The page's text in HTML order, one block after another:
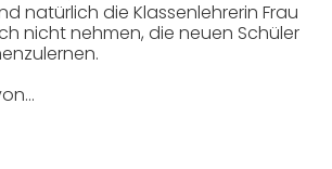
natürlich die Klassenlehrerin Frau
nicht nehmen, die neuen Schüler